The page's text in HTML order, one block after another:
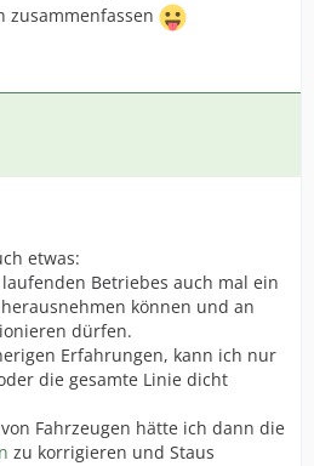
zusammenfassen
etwas:
Betriebes auch mal ein
können und an
dürfen.
Erfahrungen, kann ich nur
die gesamte Linie dicht
Fahrzeugen hätte ich dann die
zu korrigieren und Staus